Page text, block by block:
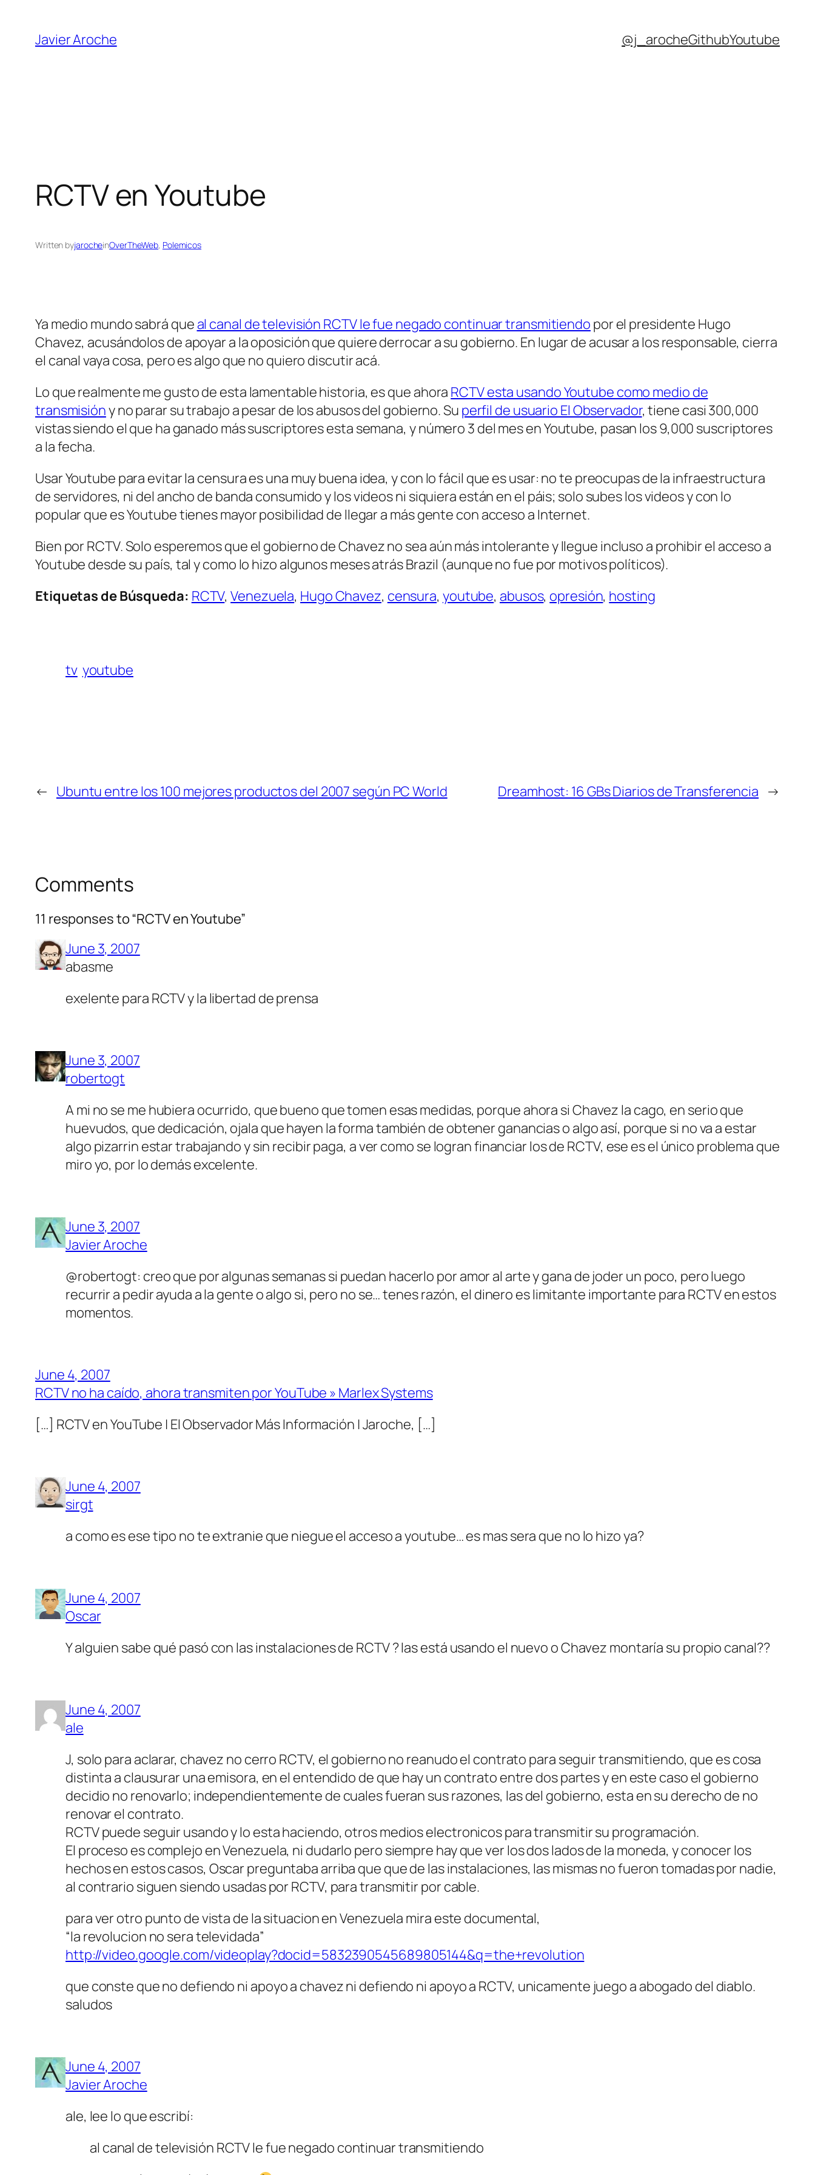
content
Javier Aroche @j_arocheGithubYoutube
RCTV en Youtube
Written byjarocheinOverTheWeb, Polemicos
Ya medio mundo sabrá que al canal de televisión RCTV le fue negado continuar transmitiendo por el presidente Hugo
Chavez, acusándolos de apoyar a la oposición que quierederrocar a su gobierno. En lugar de acusar a los responsable, cierra
el canal vaya cosa, pero es algo que no quiero discutir acá.
Lo que realmente me gusto de esta lamentable historia, es que ahora RCTV esta usando Youtube como medio de
transmisióny no parar su trabajo a pesar de los abusos del gobierno. Su perfil de usuario El Observador, tiene casi 300,000
vistas siendo el que ha ganado más suscriptores esta semana, y número 3 del mes en Youtube, pasan los 9,000 suscriptores
a la fecha.
Usar Youtube para evitar la censura es una muy buena idea, y con lo fácil que es usar: no te preocupas de la infraestructura
de servidores, ni del ancho de banda consumido y los videos ni siquiera están en el páis; solo subes los videos y con lo
popular que es Youtube tienes mayor posibilidad de llegar a más gente con acceso a Internet.
Bien por RCTV. Solo esperemos que el gobierno de Chavez no sea aún más intolerante y llegue incluso a prohibir el acceso a
Youtube desde su país, tal y como lo hizo algunos meses atrás Brazil (aunque no fue por motivos políticos).
Etiquetas de Búsqueda: RCTV,Venezuela, Hugo Chavez, censura, youtube, abusos, opresión, hosting
tv youtube
← Ubuntu entre los 100 mejores productos del 2007 según PC World Dreamhost: 16 GBs Diarios de Transferencia →
Comments
11 responses to “RCTV en Youtube”
June 3, 2007
abasme
exelente para RCTV y la libertad de prensa
June 3, 2007
robertogt
A mi no se me hubiera ocurrido, que bueno que tomen esas medidas, porque ahora si Chavez la cago, en serio que
huevudos, que dedicación, ojala que hayen la forma también de obtener ganancias o algo así, porque si no va a estar
algo pizarrin estar trabajando y sin recibir paga, a ver como se logran financiar los de RCTV, ese es el único problema que
miro yo, por lo demás excelente.
June 3, 2007
Javier Aroche
@robertogt: creo que por algunas semanas si puedan hacerlo por amor al arte y gana de joder un poco, pero luego
recurrir a pedir ayuda a la gente o algo si, pero no se… tenes razón, el dinero es limitante importante para RCTV en estos
momentos.
June 4, 2007
RCTV no ha caído, ahora transmiten por YouTube » Marlex Systems
[…] RCTV en YouTube | El Observador Más Información | Jaroche, […]
June 4, 2007
sirgt
a como es ese tipo no te extranie que niegue el acceso a youtube… es mas sera que no lo hizo ya?
June 4, 2007
Oscar
Y alguien sabe qué pasó con las instalaciones de RCTV ? las está usando el nuevo o Chavez montaría su propio canal??
June 4, 2007
ale
J, solo para aclarar, chavez no cerro RCTV, el gobierno no reanudo el contrato para seguir transmitiendo, que es cosa
distinta a clausurar una emisora, en el entendido de que hay un contrato entre dos partes y en este caso el gobierno
decidio no renovarlo; independientemente de cuales fueran sus razones, las del gobierno, esta en su derecho de no
renovar el contrato.
RCTV puede seguir usando y lo esta haciendo, otros medios electronicos para transmitir su programación.
El proceso es complejo en Venezuela, ni dudarlo pero siempre hay que ver los dos lados de la moneda, y conocer los
hechos en estos casos, Oscar preguntaba arriba que que de las instalaciones, las mismas no fueron tomadas por nadie,
al contrario siguen siendo usadas por RCTV, para transmitir por cable.
para ver otro punto de vista de la situacion en Venezuela mira este documental,
“la revolucion no sera televidada”
http://video.google.com/videoplay?docid=5832390545689805144&q=the+revolution
que conste que no defiendo ni apoyo a chavez ni defiendo ni apoyo a RCTV, unicamente juego a abogado del diablo.
saludos
June 4, 2007
Javier Aroche
ale, lee lo que escribí:
al canal de televisión RCTV le fue negado continuar transmitiendo